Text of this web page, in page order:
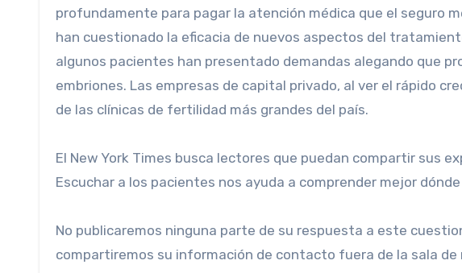
profundamente para pagar la atención médica que el seguro
han cuestionado la eficacia de nuevos aspectos del
algunos pacientes han presentado demandas alegando que
embriones. Las empresas de capital privado, al ver el rápido
de las clínicas de fertilidad más grandes del país.
El New York Times busca lectores que puedan compartir sus
Escuchar a los pacientes nos ayuda a comprender mejor
No publicaremos ninguna parte de su respuesta a este cuestionario sin antes hablar con usted. No
compartiremos su información de contacto fuera de la sala de